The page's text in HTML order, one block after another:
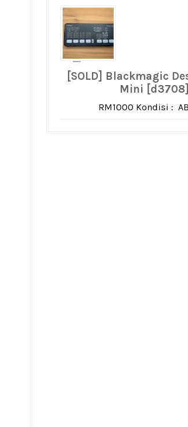
[SOLD] Blackmagic
Mini [d3708]
RM1000 Kondisi : AB